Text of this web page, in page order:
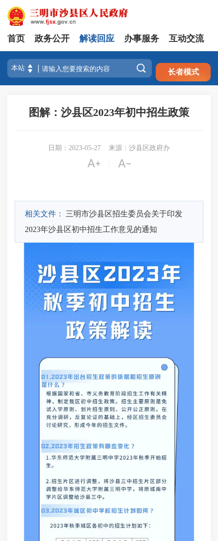
注册 登录
首页 政务公开 解读回应 办事服务 互动交流
 长者模式
图解：沙县区2023年初中招生政策
日期：2023-05-27 来源：沙县区政府办
 
相关文件：
三明市沙县区招生委员会关于印发
2023年沙县区初中招生工作意见的通知